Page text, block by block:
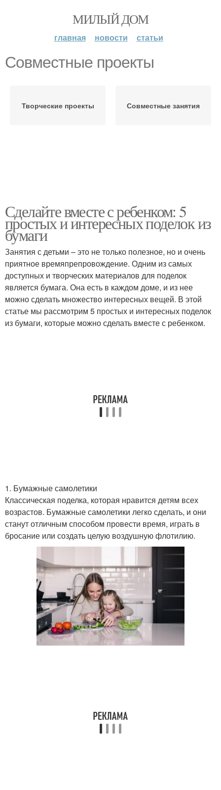
МИЛЫЙ ДОМ
главная новости статьи
Совместные проекты
Творческие проекты Совместные занятия
Сделайте вместе с ребенком: 5
простых и интересных поделок из
бумаги
Занятия с детьми – это не только полезное, но и очень
приятное времяпрепровождение. Одним из самых
доступных и творческих материалов для поделок
является бумага. Она есть в каждом доме, и из нее
можно сделать множество интересных вещей. В этой
статье мы рассмотрим 5 простых и интересных поделок
из бумаги, которые можно сделать вместе с ребенком.
1. Бумажные самолетики
Классическая поделка, которая нравится детям всех
возрастов. Бумажные самолетики легко сделать, и они
станут отличным способом провести время, играть в
бросание или создать целую воздушную флотилию.